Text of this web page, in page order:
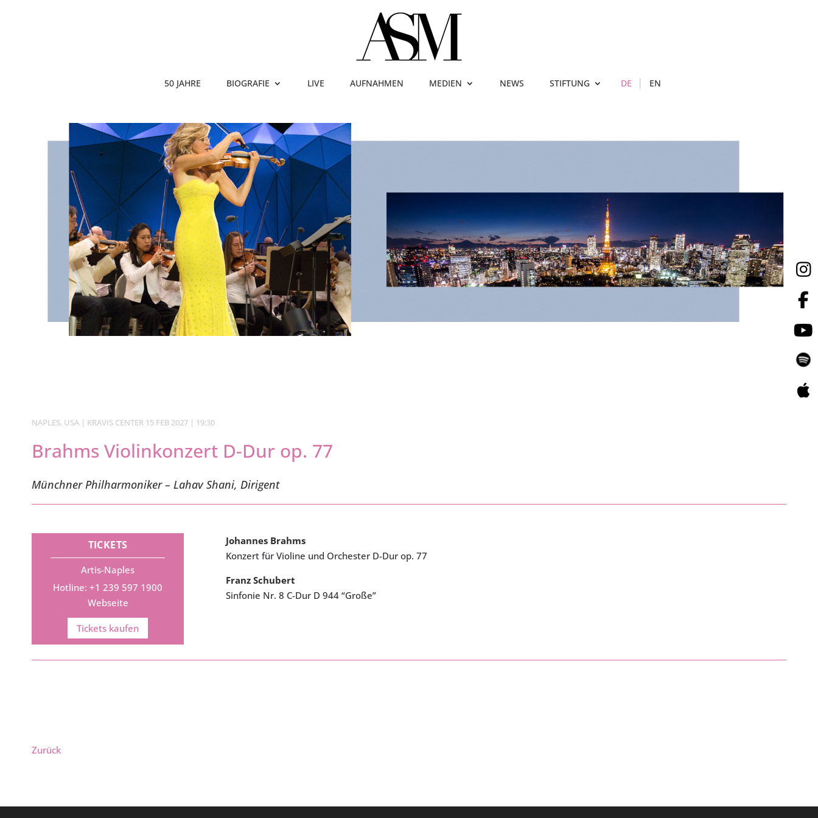
50 JAHRE BIOGRAFIE LIVE AUFNAHMEN MEDIEN NEWS STIFTUNG DE EN
NAPLES, USA | KRAVIS CENTER 15 FEB 2027 | 19:30
Brahms Violinkonzert D-Dur op. 77
Münchner Philharmoniker – Lahav Shani, Dirigent
TICKETS
Artis-Naples
Hotline: +1 239 597 1900
Webseite
Tickets kaufen
Johannes Brahms
Konzert für Violine und Orchester D-Dur op. 77
Franz Schubert
Sinfonie Nr. 8 C-Dur D 944 “Große”
Zurück